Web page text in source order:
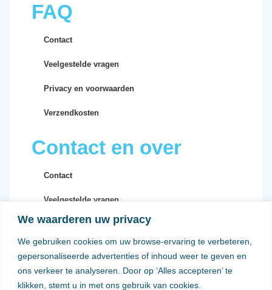
We waarderen uw privacy
We gebruiken cookies om uw browse-ervaring te verbeteren,
gepersonaliseerde advertenties of inhoud weer te geven en
ons verkeer te analyseren. Door op ‘Alles accepteren’ te
klikken, stemt u in met ons gebruik van cookies.
FAQ
Contact
Veelgestelde vragen
Privacy en voorwaarden
Verzendkosten
Contact en over
Contact
Veelgestelde vragen
Privacy en voorwaarden